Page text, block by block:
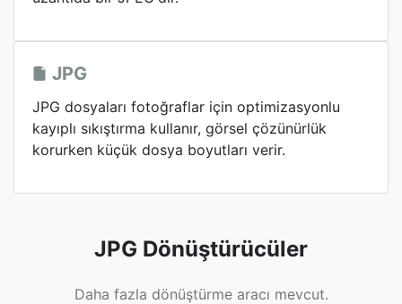
JPG
JPG dosyaları fotoğraflar için optimizasyonlu
kayıplı sıkıştırma kullanır, görsel çözünürlük
korurken küçük dosya boyutları verir.
JPG Dönüştürücüler
Daha fazla dönüştürme aracı mevcut.